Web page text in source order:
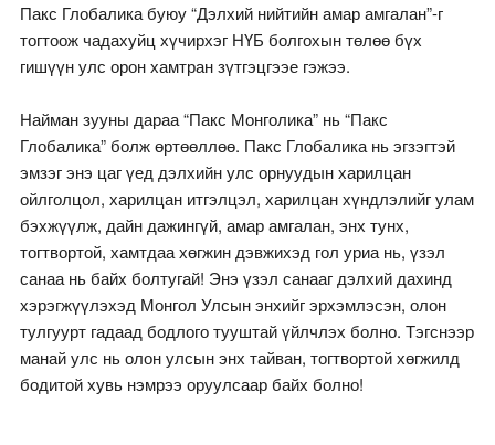
Пакс Глобалика буюу “Дэлхий нийтийн амар амгалан”-г
тогтоож чадахуйц хүчирхэг НҮБ болгохын төлөө бүх
гишүүн улс орон хамтран зүтгэцгээе гэжээ.
Найман зууны дараа “Пакс Монголика” нь “Пакс
Глобалика” болж өртөөллөө. Пакс Глобалика нь эгзэгтэй
эмзэг энэ цаг үед дэлхийн улс орнуудын харилцан
ойлголцол, харилцан итгэлцэл, харилцан хүндлэлийг улам
бэхжүүлж, дайн дажингүй, амар амгалан, энх тунх,
тогтвортой, хамтдаа хөгжин дэвжихэд гол уриа нь, үзэл
санаа нь байх болтугай! Энэ үзэл санааг дэлхий дахинд
хэрэгжүүлэхэд Монгол Улсын энхийг эрхэмлэсэн, олон
тулгуурт гадаад бодлого тууштай үйлчлэх болно. Тэгснээр
манай улс нь олон улсын энх тайван, тогтвортой хөгжилд
бодитой хувь нэмрээ оруулсаар байх болно!